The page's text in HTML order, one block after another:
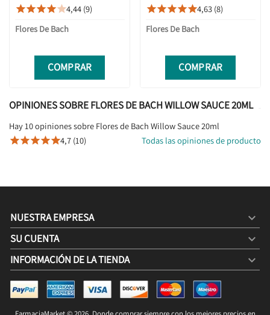
FLORES DE BACH WILLOW SAUCE 20ML
4,44 (9)
Flores De Bach
COMPRAR
4,63 (8)
Flores De Bach
COMPRAR
OPINIONES SOBRE FLORES DE BACH WILLOW SAUCE 20ML
Hay 10 opiniones sobre Flores de Bach Willow Sauce 20ml
4,7 (10) Todas las opiniones de producto
NUESTRA EMPRESA 
SU CUENTA 
INFORMACIÓN DE LA TIENDA keyboard_arrow_down